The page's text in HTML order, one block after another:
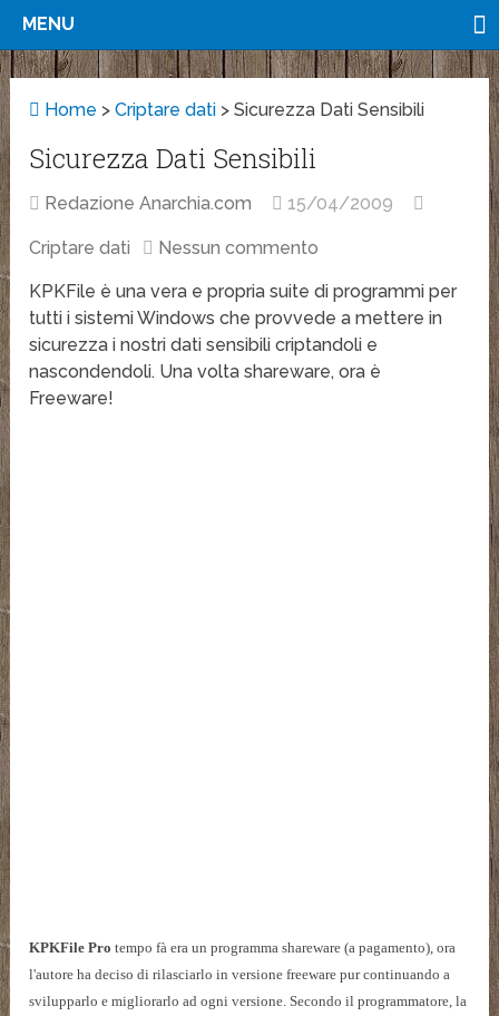
MENU
Home >Criptare dati >Sicurezza Dati Sensibili
Sicurezza Dati Sensibili
Redazione Anarchia.com 15/04/2009
Criptare dati Nessun commento
KPKFile è una vera e propria suite di programmi per
tutti i sistemi Windows che provvede a mettere in
sicurezza i nostri dati sensibili criptandoli e
nascondendoli. Una volta shareware, ora è
Freeware!
KPKFile Pro tempo fà era un programma shareware (a pagamento), ora
l'autore ha deciso di rilasciarlo in versione freeware pur continuando a
svilupparlo e migliorarlo ad ogni versione. Secondo il programmatore, la